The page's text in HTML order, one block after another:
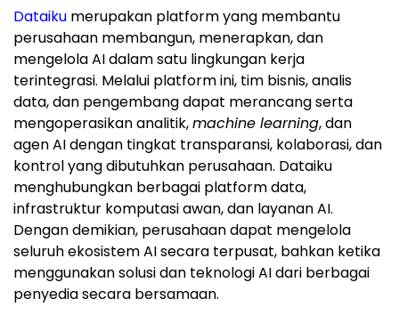
Dataiku merupakan platform yang membantu
perusahaan membangun, menerapkan, dan
mengelola AI dalam satu lingkungan kerja
terintegrasi. Melalui platform ini, tim bisnis, analis
data, dan pengembang dapat merancang serta
mengoperasikan analitik,machine learning, dan
agen AI dengan tingkat transparansi, kolaborasi, dan
kontrol yang dibutuhkan perusahaan. Dataiku
menghubungkan berbagai platform data,
infrastruktur komputasi awan, dan layanan AI.
Dengan demikian, perusahaan dapat mengelola
seluruh ekosistem AI secara terpusat, bahkan ketika
menggunakan solusi dan teknologi AI dari berbagai
penyedia secara bersamaan.